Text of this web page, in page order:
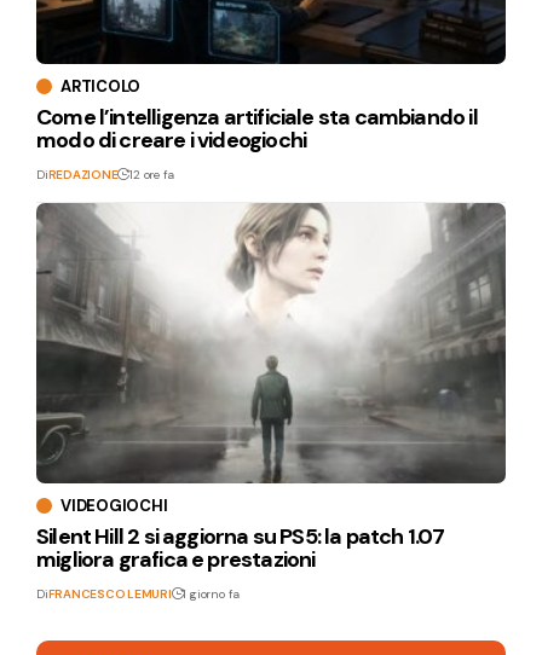
ARTICOLO
Come l’intelligenza artificiale sta cambiando il
modo di creare i videogiochi
DiREDAZIONE 12 ore fa
VIDEOGIOCHI
Silent Hill 2 si aggiorna su PS5: la patch 1.07
migliora grafica e prestazioni
DiFRANCESCO LEMURI 1 giorno fa